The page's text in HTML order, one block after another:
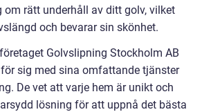
om rätt underhåll av ditt golv, vilket
och bevarar sin skönhet.
Golvslipning Stockholm AB
sig med sina omfattande tjänster
De vet att varje hem är unikt och
lösning för att uppnå det bästa